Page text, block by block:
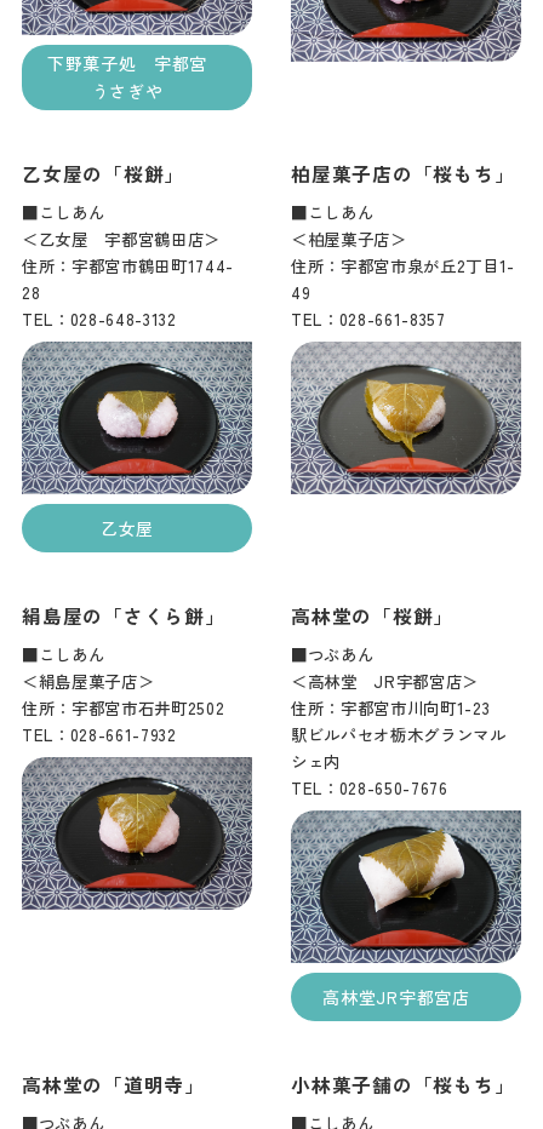
下野菓子処 宇都宮
うさぎや
乙女屋の「桜餅」
■こしあん
＜乙女屋 宇都宮鶴田店＞
住所：宇都宮市鶴田町1744-
28
TEL：028-648-3132
乙女屋
柏屋菓子店の「桜もち」
■こしあん
＜柏屋菓子店＞
住所：宇都宮市泉が丘2丁目1-
49
TEL：028-661-8357
絹島屋の「さくら餅」
■こしあん
＜絹島屋菓子店＞
住所：宇都宮市石井町2502
TEL：028-661-7932
高林堂の「桜餅」
■つぶあん
＜高林堂 JR宇都宮店＞
住所：宇都宮市川向町1-23
駅ビルパセオ栃木グランマル
シェ内
TEL：028-650-7676
高林堂JR宇都宮店
高林堂の「道明寺」
■つぶあん
小林菓子舗の「桜もち」
■こしあん